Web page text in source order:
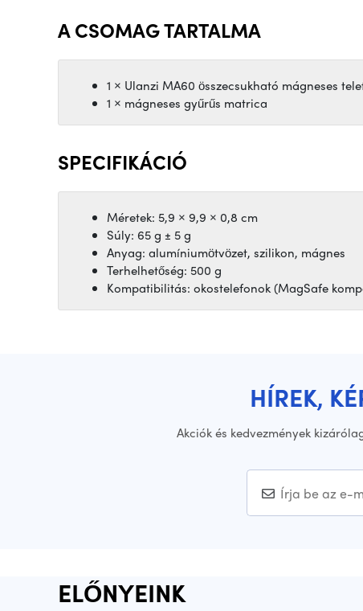
A CSOMAG TARTALMA
1 × Ulanzi MA60 összecsukható mágneses
1 × mágneses gyűrűs matrica
SPECIFIKÁCIÓ
Méretek: 5,9 × 9,9 × 0,8 cm
Súly: 65 g ± 5 g
Anyag: alumíniumötvözet, szilikon, mágnes
Terhelhetőség: 500 g
Kompatibilitás: okostelefonok (MagSafe
HÍREK,
Akciók és kedvezmények
ELŐNYEINK